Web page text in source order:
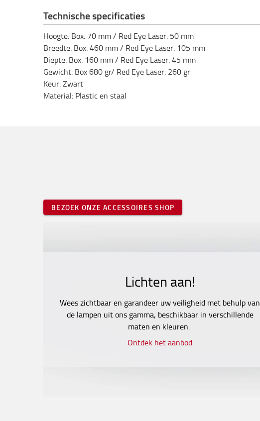
Technische specificaties
Hoogte: Box: 70 mm / Red Eye Laser: 50 mm
Breedte: Box: 460 mm / Red Eye Laser: 105 mm
Diepte: Box: 160 mm / Red Eye Laser: 45 mm
Gewicht: Box 680 gr/ Red Eye Laser: 260 gr
Keur: Zwart
Material: Plastic en staal
BEZOEK ONZE ACCESSOIRES SHOP
Lichten aan!
Wees zichtbaar en garandeer uw veiligheid met behulp van
de lampen uit ons gamma, beschikbaar in verschillende
maten en kleuren.
Ontdek het aanbod